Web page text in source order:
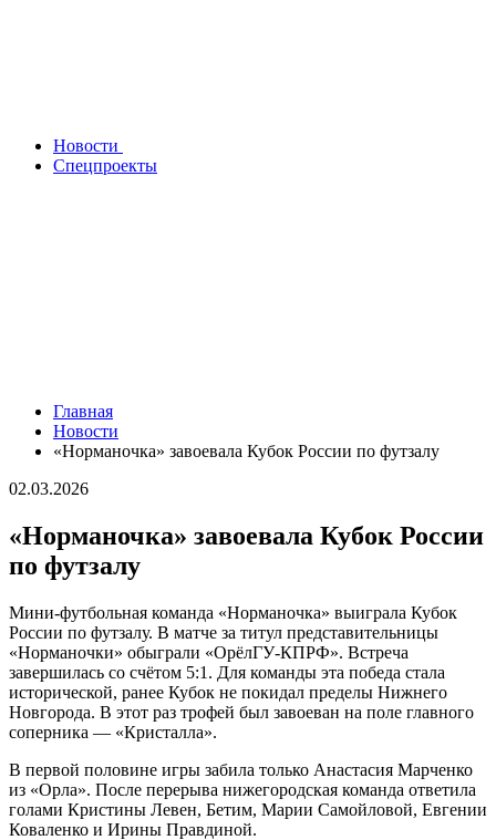
Новости
Спецпроекты
Главная
Новости
«Норманочка» завоевала Кубок России по футзалу
02.03.2026
«Норманочка» завоевала Кубок России
по футзалу
Мини-футбольная команда «Норманочка» выиграла Кубок
России по футзалу. В матче за титул представительницы
«Норманочки» обыграли «ОрёлГУ-КПРФ». Встреча
завершилась со счётом 5:1. Для команды эта победа стала
исторической, ранее Кубок не покидал пределы Нижнего
Новгорода. В этот раз трофей был завоеван на поле главного
соперника — «Кристалла».
В первой половине игры забила только Анастасия Марченко
из «Орла». После перерыва нижегородская команда ответила
голами Кристины Левен, Бетим, Марии Самойловой, Евгении
Коваленко и Ирины Правдиной.